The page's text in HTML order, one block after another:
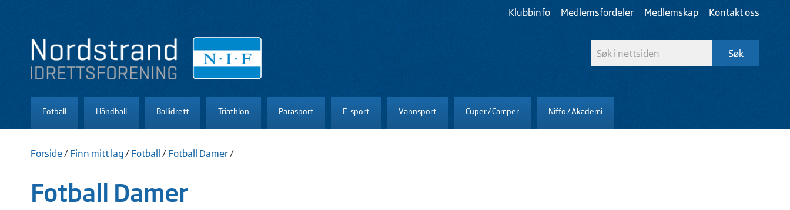
Klubbinfo Medlemsfordeler Medlemskap Kontakt oss
Fotball Håndball Ballidrett Triathlon Parasport E-sport Vannsport Cuper / Camper Niffo / Akademi
Forside/ Finn mitt lag / Fotball / Fotball Damer/
Fotball Damer